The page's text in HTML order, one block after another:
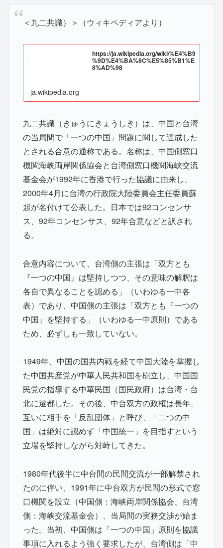
＜九二共識）＞（ウィキペディアより）
https://ja.wikipedia.org/wiki/%E4%B9
%9D%E4%BA%8C%E5%85%B1%E
8%AD%98
ja.wikipedia.org
九二共識（きゅうにきょうしき）は、中国と台湾
の当局間で「一つの中国」問題に関して達成した
とされる合意の通称である。名称は、中国側窓口
機関海峡両岸関係協会と台湾側窓口機関海峡交流
基金会が1992年に香港で行った協議に由来し、
2000年4月に台湾の行政院大陸委員会主任委員蘇
起が名付けて公表した。日本では92コンセンサ
ス、92年コンセンサス、92年合意などと訳され
る。
合意内容について、台湾側の主張は「双方とも
『一つの中国』は堅持しつつ、その意味の解釈は
各自で異なることを認める」（いわゆる一中各
表）であり、中国側の主張は「双方とも『一つの
中国』を堅持する」（いわゆる一中原則）である
ため、必ずしも一致していない。
1949年、中国の国共内戦を経て中国大陸を掌握し
た中国共産党が中華人民共和国を樹立し、中国国
民党の指導する中華民国（国民政府）は台湾・台
北に遷都した。その後、中台双方の政権は長年、
互いに相手を「反乱団体」と呼び、「二つの中
国」は絶対に認めず「中国統一」を目指すという
立場を堅持しながら対峙してきた。
1980年代後半に中台間の民間交流が一部解禁され
たのに伴い、1991年に中台双方が民間の形式で窓
口機関を設立（中国側：海峡両岸関係協会、台湾
側：海峡交流基金会）、当局間の実務交渉が始ま
った。当初、中国側は「一つの中国」原則を協議
事項に入れるよう強く要求したが、台湾側は「中